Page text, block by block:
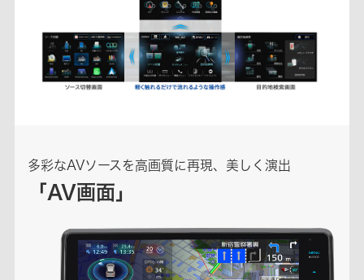
多彩なAVソースを高画質に再現、美しく演出
「AV画面」